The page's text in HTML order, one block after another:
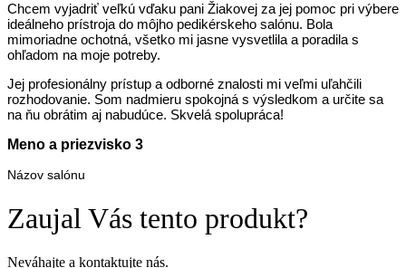
Chcem vyjadriť veľkú vďaku pani Žiakovej za jej pomoc pri výbere
ideálneho prístroja do môjho pedikérskeho salónu. Bola
mimoriadne ochotná, všetko mi jasne vysvetlila a poradila s
ohľadom na moje potreby.
Jej profesionálny prístup a odborné znalosti mi veľmi uľahčili
rozhodovanie. Som nadmieru spokojná s výsledkom a určite sa
na ňu obrátim aj nabudúce. Skvelá spolupráca!
Meno a priezvisko 3
Názov salónu
Zaujal Vás tento produkt?
Neváhajte a kontaktujte nás.